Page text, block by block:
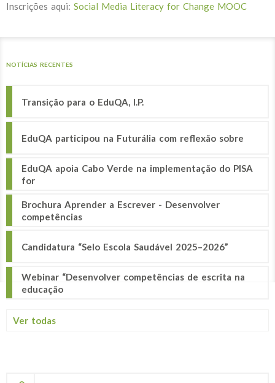
Inscrições aqui: Social Media Literacy for Change MOOC
NOTÍCIAS RECENTES
Transição para o EduQA, I.P.
EduQA participou na Futurália com reflexão sobre
EduQA apoia Cabo Verde na implementação do PISA
for
Brochura Aprender a Escrever - Desenvolver
competências
Candidatura “Selo Escola Saudável 2025–2026”
Webinar “Desenvolver competências de escrita na
educação
Ver todas